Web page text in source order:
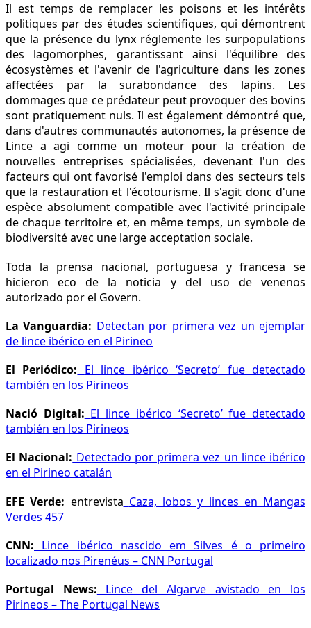
Il est temps de remplacer les poisons et les intérêts
politiques par des études scientifiques, qui démontrent
que la présence du lynx réglemente les surpopulations
des lagomorphes, garantissant ainsi l'équilibre des
écosystèmes et l'avenir de l'agriculture dans les zones
affectées par la surabondance des lapins. Les
dommages que ce prédateur peut provoquer des bovins
sont pratiquement nuls. Il est également démontré que,
dans d'autres communautés autonomes, la présence de
Lince a agi comme un moteur pour la création de
nouvelles entreprises spécialisées, devenant l'un des
facteurs qui ont favorisé l'emploi dans des secteurs tels
que la restauration et l'écotourisme. Il s'agit donc d'une
espèce absolument compatible avec l'activité principale
de chaque territoire et, en même temps, un symbole de
biodiversité avec une large acceptation sociale.
Toda la prensa nacional, portuguesa y francesa se
hicieron eco de la noticia y del uso de venenos
autorizado por el Govern.
La Vanguardia: Detectan por primera vez un ejemplar
de lince ibérico en el Pirineo
El Periódico: El lince ibérico ‘Secreto’ fue detectado
también en los Pirineos
Nació Digital: El lince ibérico ‘Secreto’ fue detectado
también en los Pirineos
El Nacional: Detectado por primera vez un lince ibérico
en el Pirineo catalán
EFE Verde: entrevista Caza, lobos y linces en Mangas
Verdes 457
CNN: Lince ibérico nascido em Silves é o primeiro
localizado nos Pirenéus – CNN Portugal
Portugal News:
Lince del Algarve avistado en los
Pirineos – The Portugal News